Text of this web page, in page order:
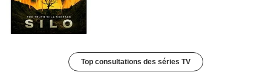
Top consultations des séries TV